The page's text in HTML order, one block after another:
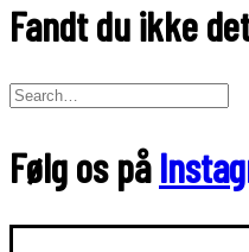
Fandt du ikke
Følg os på